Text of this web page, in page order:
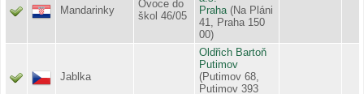
Mandarinky
Ovoce do
škol 46/05
Praha (Na Pláni
41, Praha 150
00)
Jablka
Oldřich Bartoň
Putimov
(Putimov 68,
Putimov 393